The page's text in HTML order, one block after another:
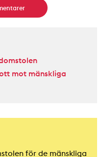
mot mänskliga
för de mänskliga